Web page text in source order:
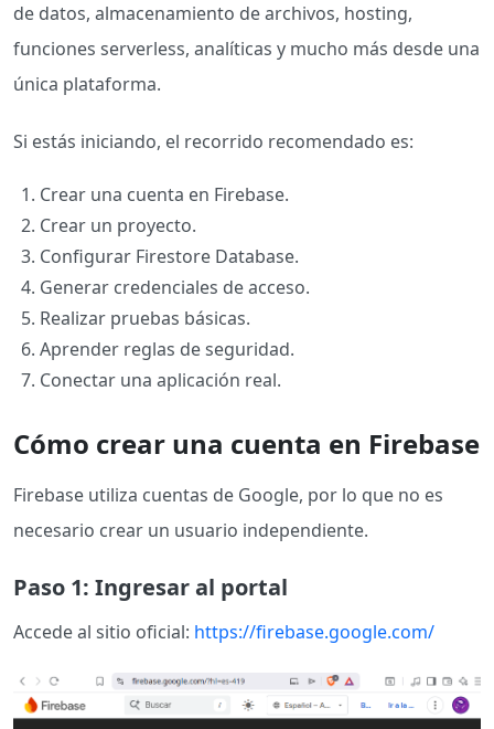
de datos, almacenamiento de archivos, hosting,
funciones serverless, analíticas y mucho más desde una
única plataforma.
Si estás iniciando, el recorrido recomendado es:
Crear una cuenta en Firebase.
Crear un proyecto.
Configurar Firestore Database.
Generar credenciales de acceso.
Realizar pruebas básicas.
Aprender reglas de seguridad.
Conectar una aplicación real.
Cómo crear una cuenta en Firebase
Firebase utiliza cuentas de Google, por lo que no es
necesario crear un usuario independiente.
Paso 1: Ingresar al portal
Accede al sitio oficial: https://firebase.google.com/